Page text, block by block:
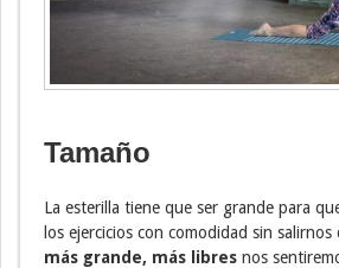
Tamaño
La esterilla tiene que ser grande para
los ejercicios con comodidad sin salirnos
más grande, más libres nos